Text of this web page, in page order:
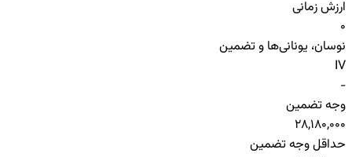
ارزش زمانی
0
نوسان، یونانی‌ها و تضمین
IV
-
وجه تضمین
28,180,000
حداقل وجه تضمین